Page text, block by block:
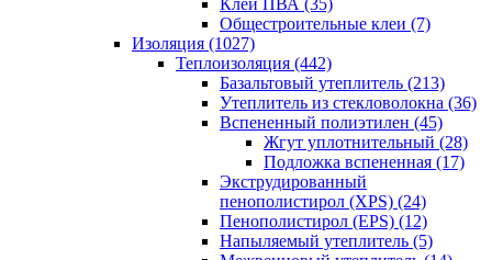
Клей ПВА (35)
Общестроительные клеи (7)
Изоляция (1027)
Теплоизоляция (442)
Базальтовый утеплитель (213)
Утеплитель из стекловолокна (36)
Вспененный полиэтилен (45)
Жгут уплотнительный (28)
Подложка вспененная (17)
Экструдированный
пенополистирол (XPS) (24)
Пенополистирол (EPS) (12)
Напыляемый утеплитель (5)